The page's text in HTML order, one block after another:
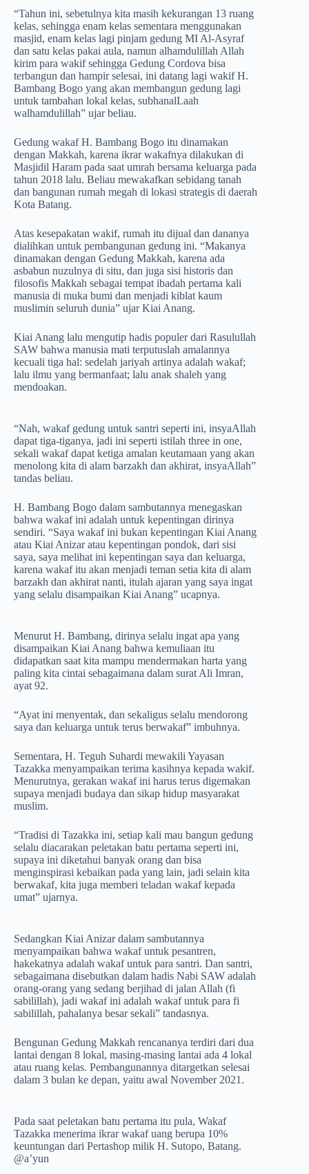
“Tahun ini, sebetulnya kita masih kekurangan 13 ruang
kelas, sehingga enam kelas sementara menggunakan
masjid, enam kelas lagi pinjam gedung MI Al-Asyraf
dan satu kelas pakai aula, namun alhamdulillah Allah
kirim para wakif sehingga Gedung Cordova bisa
terbangun dan hampir selesai, ini datang lagi wakif H.
Bambang Bogo yang akan membangun gedung lagi
untuk tambahan lokal kelas, subhanalLaah
walhamdulillah” ujar beliau.
Gedung wakaf H. Bambang Bogo itu dinamakan
dengan Makkah, karena ikrar wakafnya dilakukan di
Masjidil Haram pada saat umrah bersama keluarga pada
tahun 2018 lalu. Beliau mewakafkan sebidang tanah
dan bangunan rumah megah di lokasi strategis di daerah
Kota Batang.
Atas kesepakatan wakif, rumah itu dijual dan dananya
dialihkan untuk pembangunan gedung ini. “Makanya
dinamakan dengan Gedung Makkah, karena ada
asbabun nuzulnya di situ, dan juga sisi historis dan
filosofis Makkah sebagai tempat ibadah pertama kali
manusia di muka bumi dan menjadi kiblat kaum
muslimin seluruh dunia” ujar Kiai Anang.
Kiai Anang lalu mengutip hadis populer dari Rasulullah
SAW bahwa manusia mati terputuslah amalannya
kecuali tiga hal: sedelah jariyah artinya adalah wakaf;
lalu ilmu yang bermanfaat; lalu anak shaleh yang
mendoakan.
“Nah, wakaf gedung untuk santri seperti ini, insyaAllah
dapat tiga-tiganya, jadi ini seperti istilah three in one,
sekali wakaf dapat ketiga amalan keutamaan yang akan
menolong kita di alam barzakh dan akhirat, insyaAllah”
tandas beliau.
H. Bambang Bogo dalam sambutannya menegaskan
bahwa wakaf ini adalah untuk kepentingan dirinya
sendiri. “Saya wakaf ini bukan kepentingan Kiai Anang
atau Kiai Anizar atau kepentingan pondok, dari sisi
saya, saya melihat ini kepentingan saya dan keluarga,
karena wakaf itu akan menjadi teman setia kita di alam
barzakh dan akhirat nanti, itulah ajaran yang saya ingat
yang selalu disampaikan Kiai Anang” ucapnya.
Menurut H. Bambang, dirinya selalu ingat apa yang
disampaikan Kiai Anang bahwa kemuliaan itu
didapatkan saat kita mampu mendermakan harta yang
paling kita cintai sebagaimana dalam surat Ali Imran,
ayat 92.
“Ayat ini menyentak, dan sekaligus selalu mendorong
saya dan keluarga untuk terus berwakaf” imbuhnya.
Sementara, H. Teguh Suhardi mewakili Yayasan
Tazakka menyampaikan terima kasihnya kepada wakif.
Menurutnya, gerakan wakaf ini harus terus digemakan
supaya menjadi budaya dan sikap hidup masyarakat
muslim.
“Tradisi di Tazakka ini, setiap kali mau bangun gedung
selalu diacarakan peletakan batu pertama seperti ini,
supaya ini diketahui banyak orang dan bisa
menginspirasi kebaikan pada yang lain, jadi selain kita
berwakaf, kita juga memberi teladan wakaf kepada
umat” ujarnya.
Sedangkan Kiai Anizar dalam sambutannya
menyampaikan bahwa wakaf untuk pesantren,
hakekatnya adalah wakaf untuk para santri. Dan santri,
sebagaimana disebutkan dalam hadis Nabi SAW adalah
orang-orang yang sedang berjihad di jalan Allah (fi
sabilillah), jadi wakaf ini adalah wakaf untuk para fi
sabilillah, pahalanya besar sekali” tandasnya.
Bengunan Gedung Makkah rencananya terdiri dari dua
lantai dengan 8 lokal, masing-masing lantai ada 4 lokal
atau ruang kelas. Pembangunannya ditargetkan selesai
dalam 3 bulan ke depan, yaitu awal November 2021.
Pada saat peletakan batu pertama itu pula, Wakaf
Tazakka menerima ikrar wakaf uang berupa 10%
keuntungan dari Pertashop milik H. Sutopo, Batang.
@a’yun